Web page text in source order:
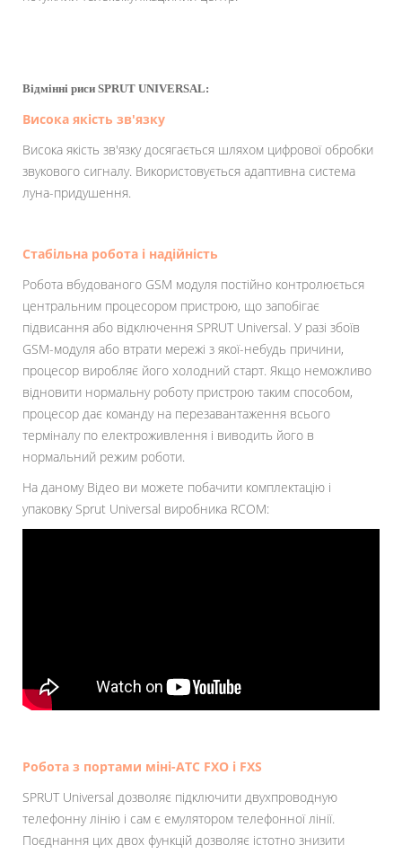
Відмінні риси SPRUT UNIVERSAL:
Висока якість зв'язку
Висока якість зв'язку досягається шляхом цифрової обробки
звукового сигналу. Використовується адаптивна система
луна-придушення.
Стабільна робота і надійність
Робота вбудованого GSM модуля постійно контролюється
центральним процесором пристрою, що запобігає
підвисання або відключення SPRUT Universal. У разі збоїв
GSM-модуля або втрати мережі з якої-небудь причини,
процесор виробляє його холодний старт. Якщо неможливо
відновити нормальну роботу пристрою таким способом,
процесор дає команду на перезавантаження всього
терміналу по електроживлення і виводить його в
нормальний режим роботи.
На даному Відео ви можете побачити комплектацію і
упаковку Sprut Universal виробника RCOM:
Робота з портами міні-АТС FXO і FXS
SPRUT Universal дозволяє підключити двухпроводную
телефонну лінію і сам є емулятором телефонної лінії.
Поєднання цих двох функцій дозволяє істотно знизити